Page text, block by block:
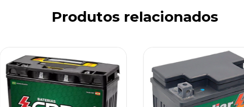
Produtos relacionados